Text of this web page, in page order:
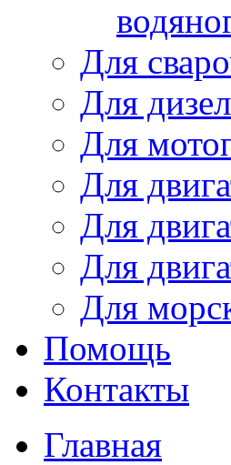
Для
Для
Для
Для
Для
Для
Для
Помощь
Контакты
Главная